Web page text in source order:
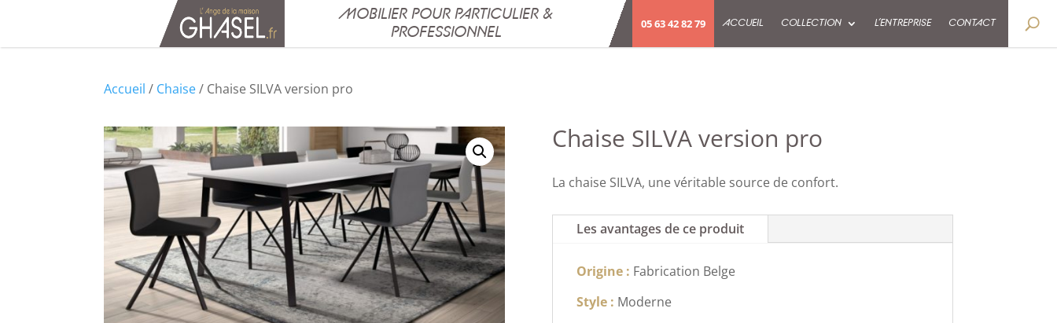
MOBILIER POUR PARTICULIER &
PROFESSIONNEL
05 63 42 82 79 ACCUEIL COLLECTION L’ENTREPRISE CONTACT
Accueil / Chaise/ Chaise SILVA version pro
Chaise SILVA version pro
La chaise SILVA, une véritable source de confort.
Les avantages de ce produit
Origine : Fabrication Belge
Style : Moderne